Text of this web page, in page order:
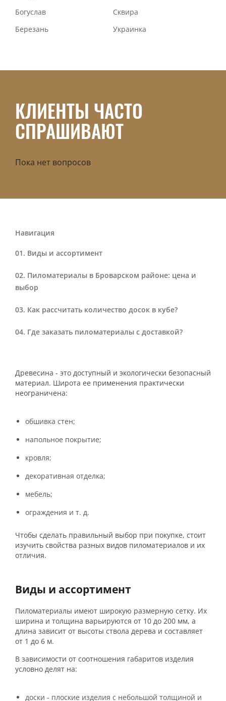
Богуслав
Сквира
Березань
Украинка
КЛИЕНТЫ ЧАСТО
СПРАШИВАЮТ
Пока нет вопросов
Навигация
Виды и ассортимент
Пиломатериалы в Броварском районе: цена и
выбор
Как рассчитать количество досок в кубе?
Где заказать пиломатериалы с доставкой?
Древесина - это доступный и экологически безопасный
материал. Широта ее применения практически
неограничена:
обшивка стен;
напольное покрытие;
кровля;
декоративная отделка;
мебель;
ограждения и т. д.
Чтобы сделать правильный выбор при покупке, стоит
изучить свойства разных видов пиломатериалов и их
отличия.
Виды и ассортимент
Пиломатериалы имеют широкую размерную сетку. Их
ширина и толщина варьируются от 10 до 200 мм, а
длина зависит от высоты ствола дерева и составляет
от 1 до 6 м.
В зависимости от соотношения габаритов изделия
условно делят на:
доски - плоские изделия с небольшой толщиной и